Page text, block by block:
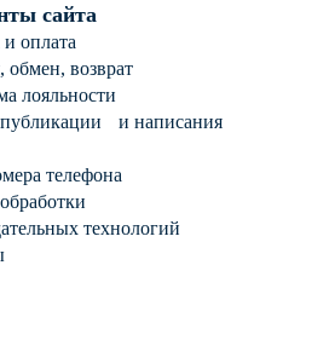
сайта
и оплата
обмен, возврат
лояльности
и написания
телефона
технологий